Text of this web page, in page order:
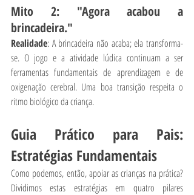
Mito 2: "Agora acabou a
brincadeira."
Realidade: A brincadeira não acaba; ela transforma-
se. O jogo e a atividade lúdica continuam a ser
ferramentas fundamentais de aprendizagem e de
oxigenação cerebral. Uma boa transição respeita o
ritmo biológico da criança.
Guia Prático para Pais:
Estratégias Fundamentais
Como podemos, então, apoiar as crianças na prática?
Dividimos estas estratégias em quatro pilares